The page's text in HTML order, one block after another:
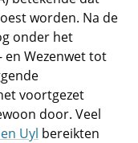
worden. Na de
onder het
en Wezenwet tot
voortgezet
door. Veel
Uyl bereikten